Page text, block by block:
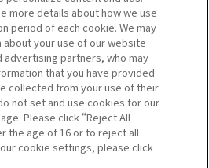
Do Not Sell or Share My
Personal Information
ソーシャルメディアポリシー
お問い合わせ
more details about how we use
period of each cookie. We may
your use of our website
advertising partners, who may
that you have provided
collected from your use of their
not set and use cookies for our
Please click “Reject All
the age of 16 or to reject all
cookie settings, please click